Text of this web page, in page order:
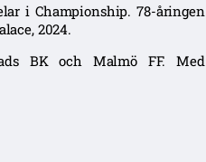
i Championship. 78-åringen
2024.
BK och Malmö FF. Med